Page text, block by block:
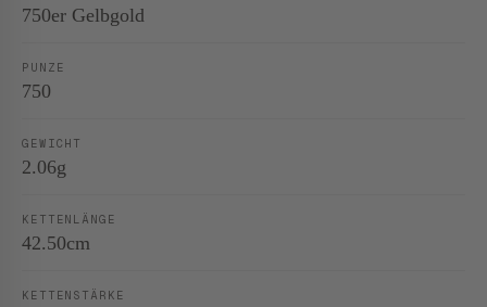
750er Gelbgold
PUNZE
750
GEWICHT
2.06g
KETTENLÄNGE
42.50cm
KETTENSTÄRKE